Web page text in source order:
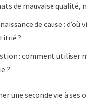
de mauvaise qualité,
de cause :
?
: comment utiliser
?
une seconde vie à